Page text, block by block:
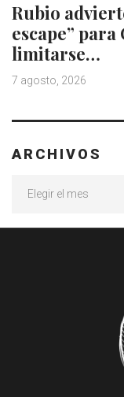
Rubio
escape” para
limitarse…
7 agosto, 2026
ARCHIVOS